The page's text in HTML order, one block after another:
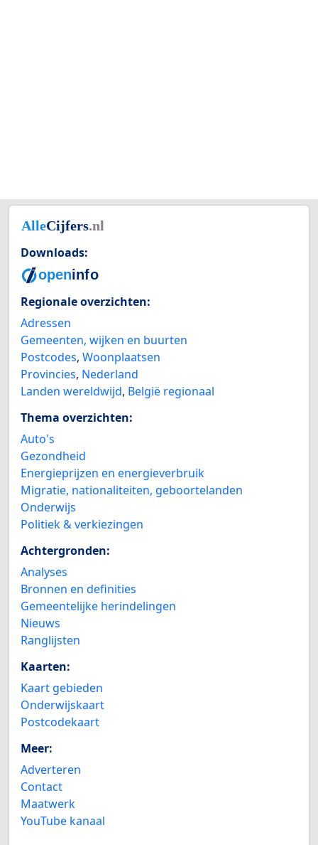
Downloads:
Regionale overzichten:
Adressen
Gemeenten, wijken en buurten
Postcodes, Woonplaatsen
Provincies, Nederland
Landen wereldwijd, België regionaal
Thema overzichten:
Auto's
Gezondheid
Energieprijzen en energieverbruik
Migratie, nationaliteiten, geboortelanden
Onderwijs
Politiek & verkiezingen
Achtergronden:
Analyses
Bronnen en definities
Gemeentelijke herindelingen
Nieuws
Ranglijsten
Kaarten:
Kaart gebieden
Onderwijskaart
Postcodekaart
Meer:
Adverteren
Contact
Maatwerk
YouTube kanaal